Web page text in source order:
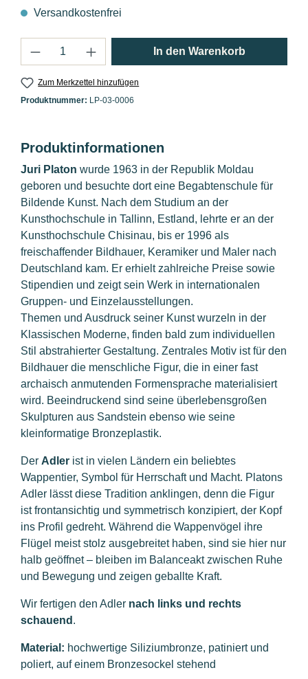
Versandkostenfrei
Produkt Anzahl: Gib den gewünschten
In den Warenkorb
Zum Merkzettel hinzufügen
Produktnummer: LP-03-0006
Produktinformationen
Juri Platon wurde 1963 in der Republik Moldau
geboren und besuchte dort eine Begabtenschule für
Bildende Kunst. Nach dem Studium an der
Kunsthochschule in Tallinn, Estland, lehrte er an der
Kunsthochschule Chisinau, bis er 1996 als
freischaffender Bildhauer, Keramiker und Maler nach
Deutschland kam. Er erhielt zahlreiche Preise sowie
Stipendien und zeigt sein Werk in internationalen
Gruppen- und Einzelausstellungen.
Themen und Ausdruck seiner Kunst wurzeln in der
Klassischen Moderne, finden bald zum individuellen
Stil abstrahierter Gestaltung. Zentrales Motiv ist für den
Bildhauer die menschliche Figur, die in einer fast
archaisch anmutenden Formensprache materialisiert
wird. Beeindruckend sind seine überlebensgroßen
Skulpturen aus Sandstein ebenso wie seine
kleinformatige Bronzeplastik.
Der Adler ist in vielen Ländern ein beliebtes
Wappentier, Symbol für Herrschaft und Macht. Platons
Adler lässt diese Tradition anklingen, denn die Figur
ist frontansichtig und symmetrisch konzipiert, der Kopf
ins Profil gedreht. Während die Wappenvögel ihre
Flügel meist stolz ausgebreitet haben, sind sie hier nur
halb geöffnet – bleiben im Balanceakt zwischen Ruhe
und Bewegung und zeigen geballte Kraft.
Wir fertigen den Adler nach links und rechts
schauend .
Material: hochwertige Siliziumbronze, patiniert und
poliert, auf einem Bronzesockel stehend